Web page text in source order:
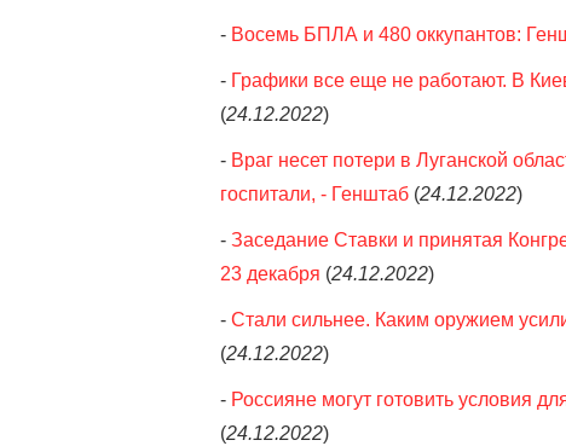
- Восемь БПЛА и 480 оккупантов:
- Графики все еще не работают. В
(24.12.2022)
- Враг несет потери в Луганской
госпитали, - Генштаб (24.12.2022)
- Заседание Ставки и принятая
23 декабря (24.12.2022)
- Стали сильнее. Каким оружием
(24.12.2022)
- Россияне могут готовить условия
(24.12.2022)